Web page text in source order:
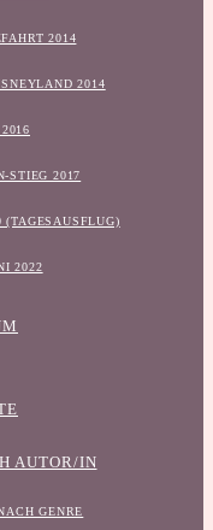
2014
2014
STIEG 2017
(TAGESAUSFLUG)
2022
AUTOR/IN
GENRE